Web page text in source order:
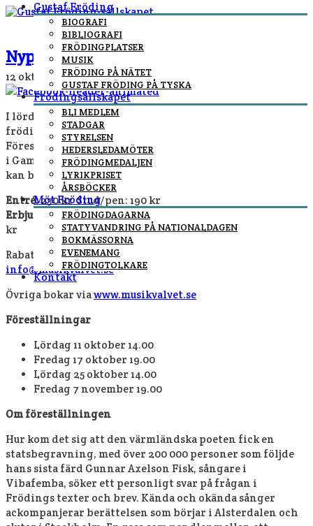
Gustaf Fröding
BIOGRAFI
BIBLIOGRAFI
FRÖDINGPLATSER
MUSIK
FRÖDING PÅ NÄTET
GUSTAF FRÖDING PÅ TYSKA
Frödingsällskapet
BLI MEDLEM
STADGAR
STYRELSEN
HEDERSLEDAMÖTER
FRÖDINGMEDALJEN
LYRIKPRISET
ÅRSBÖCKER
Möt Fröding
FRÖDINGDAGARNA
STATYVANDRING PÅ NATIONALDAGEN
BOKMÄSSORNA
EVENEMANG
FRÖDINGTOLKARE
Kontakt
Nypremiär på Titt ôpp ôt talltôppan
12 oktober, 2025ByFredrik Höglund
I lördags hade Gunnar Axelson Fisk nypremiär på sin
frödingföreställning
Föreställningen spelas fyra gånger i höst på Musikvalvet
i Gamla stan i Stockholm. Frödingsällskapets medlemmar
kan boka biljett till rabatterat pris via e-post.
Entré:230 kr Stud/pen: 190 kr
Erbjudande till medlemmar:
kr
Rabatterade biljetter bokas via mail till
info@musikvalvet.se
Övriga bokar viawww.musikvalvet.se
Föreställningar
Lördag 11 oktober 14.00
Fredag 17 oktober 19.00
Lördag 25 oktober 14.00
Fredag 7 november 19.00
Om föreställningen
Hur kom det sig att den värmländska poeten fick en
statsbegravning, med över 200 000 personer som följde
hans sista färd Gunnar Axelson Fisk, sångare i
Vibafemba, söker ett personligt svar på frågan i
Frödings texter och brev. Kända och okända sånger
ackompanjerar berättelsen som börjar i Alsterdalen och